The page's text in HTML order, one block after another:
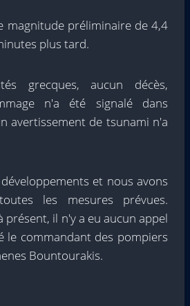
magnitude préliminaire de 4,4
plus tard.
grecques, aucun décès,
n'a été signalé dans
avertissement de tsunami n'a
et nous avons
les mesures prévues.
présent, il n'y a eu aucun appel
le commandant des pompiers
Bountourakis.